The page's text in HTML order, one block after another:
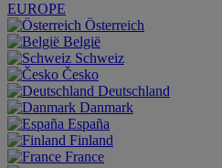
EUROPE
Österreich
België
Schweiz
Česko
Deutschland
Danmark
España
Finland
France